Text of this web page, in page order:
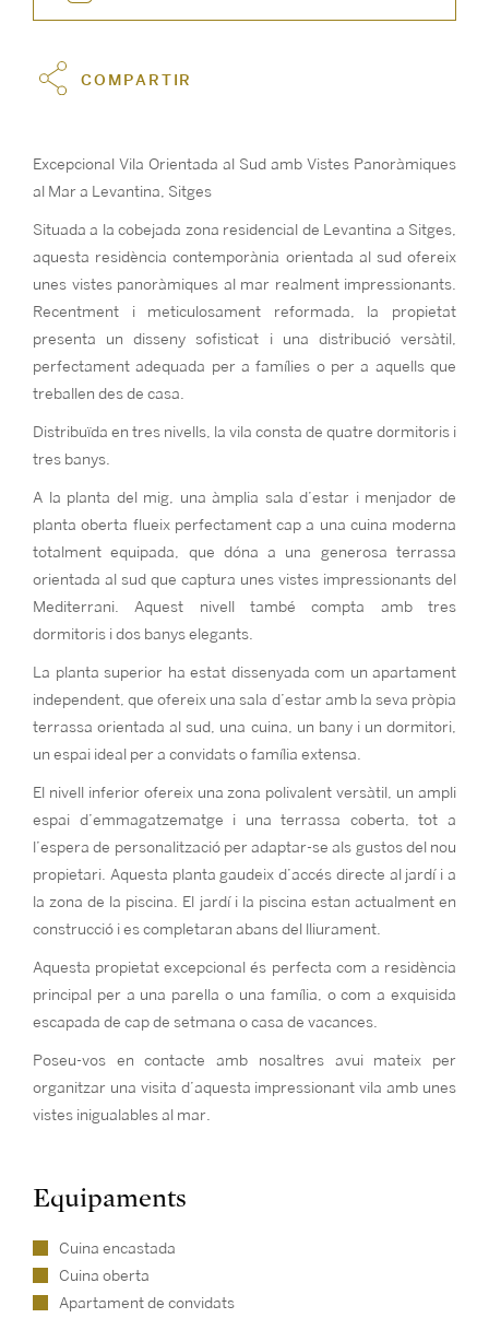
COMPARTIR
Excepcional Vila Orientada al Sud amb Vistes Panoràmiques
al Mar a Levantina, Sitges
Situada a la cobejada zona residencial de Levantina a Sitges,
aquesta residència contemporània orientada al sud ofereix
unes vistes panoràmiques al mar realment impressionants.
Recentment i meticulosament reformada, la propietat
presenta un disseny sofisticat i una distribució versàtil,
perfectament adequada per a famílies o per a aquells que
treballen des de casa.
Distribuïda en tres nivells, la vila consta de quatre dormitoris i
tres banys.
A la planta del mig, una àmplia sala d’estar i menjador de
planta oberta flueix perfectament cap a una cuina moderna
totalment equipada, que dóna a una generosa terrassa
orientada al sud que captura unes vistes impressionants del
Mediterrani. Aquest nivell també compta amb tres
dormitoris i dos banys elegants.
La planta superior ha estat dissenyada com un apartament
independent, que ofereix una sala d’estar amb la seva pròpia
terrassa orientada al sud, una cuina, un bany i un dormitori,
un espai ideal per a convidats o família extensa.
El nivell inferior ofereix una zona polivalent versàtil, un ampli
espai d’emmagatzematge i una terrassa coberta, tot a
l’espera de personalització per adaptar-se als gustos del nou
propietari. Aquesta planta gaudeix d’accés directe al jardí i a
la zona de la piscina. El jardí i la piscina estan actualment en
construcció i es completaran abans del lliurament.
Aquesta propietat excepcional és perfecta com a residència
principal per a una parella o una família, o com a exquisida
escapada de cap de setmana o casa de vacances.
Poseu-vos en contacte amb nosaltres avui mateix per
organitzar una visita d’aquesta impressionant vila amb unes
vistes inigualables al mar.
Equipaments
Cuina encastada
Cuina oberta
Apartament de convidats